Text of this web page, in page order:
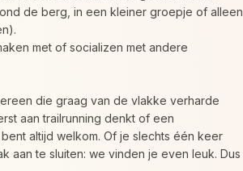
de berg, in een kleiner groepje of alleen
met of socializen met andere
die graag van de vlakke verharde
aan trailrunning denkt of een
altijd welkom. Of je slechts één keer
aan te sluiten: we vinden je even leuk. Dus